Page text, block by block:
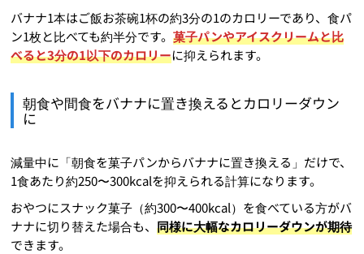
バナナ1本はご飯お茶碗1杯の約3分の1のカロリーであり、食パ
ン1枚と比べても約半分です。菓子パンやアイスクリームと比
べると3分の1以下のカロリーに抑えられます。
朝食や間食をバナナに置き換えるとカロリーダウン
に
減量中に「朝食を菓子パンからバナナに置き換える」だけで、
1食あたり約250〜300kcalを抑えられる計算になります。
おやつにスナック菓子（約300〜400kcal）を食べている方がバ
ナナに切り替えた場合も、同様に大幅なカロリーダウンが期待
できます。